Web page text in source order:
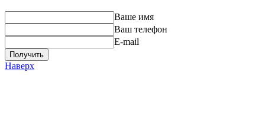
Ваше имя
Ваш телефон
E-mail
Получить
Наверх